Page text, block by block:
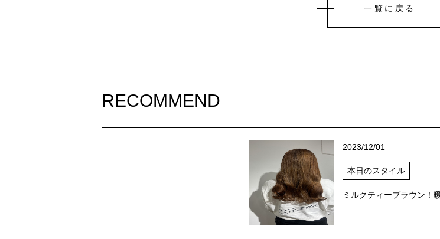
一覧に戻る
RECOMMEND
2023/12/01
本日のスタイル